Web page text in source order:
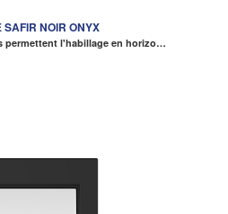
SAFIR NOIR ONYX
permettent l'habillage en horizo…